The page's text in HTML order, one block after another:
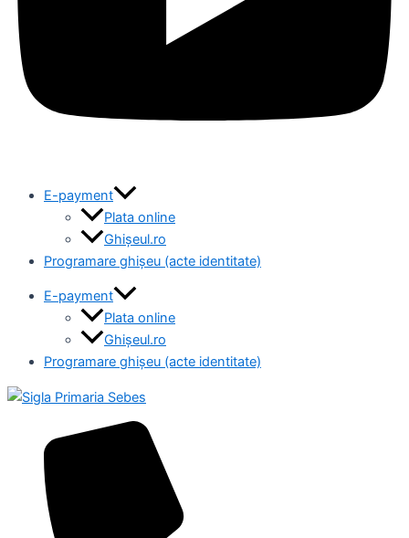
E-payment
Plata online
Ghișeul.ro
Programare ghișeu (acte identitate)
E-payment
Plata online
Ghișeul.ro
Programare ghișeu (acte identitate)